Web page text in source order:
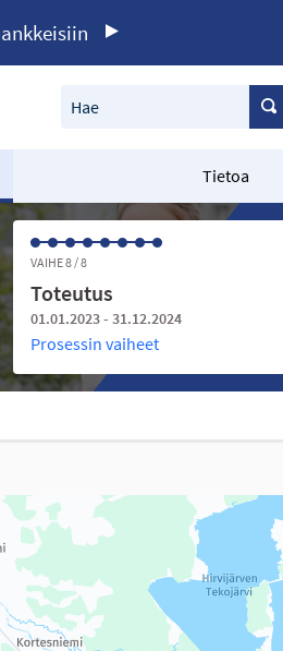
Hae
Tietoa
VAIHE 8 / 8
Toteutus
01.01.2023 - 31.12.2024
Prosessin vaiheet
mutta se voi olla